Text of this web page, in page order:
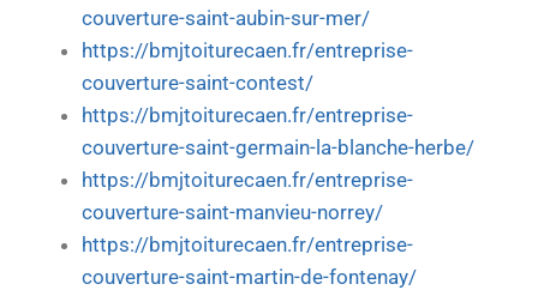
couverture-saint-aubin-sur-mer/
https://bmjtoiturecaen.fr/entreprise-
couverture-saint-contest/
https://bmjtoiturecaen.fr/entreprise-
couverture-saint-germain-la-blanche-herbe/
https://bmjtoiturecaen.fr/entreprise-
couverture-saint-manvieu-norrey/
https://bmjtoiturecaen.fr/entreprise-
couverture-saint-martin-de-fontenay/